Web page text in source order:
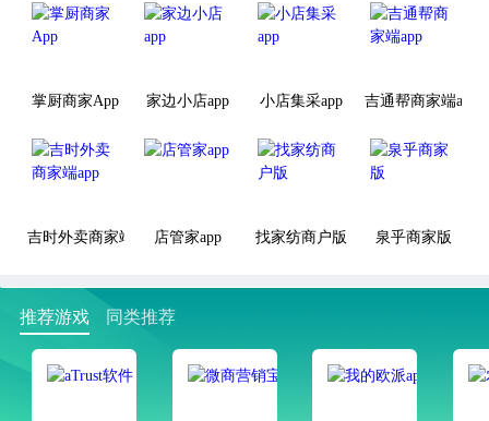
掌厨商家App 家边小店app 小店集采app 吉通帮商家端app
吉时外卖商家端app 店管家app 找家纺商户版 泉乎商家版
推荐游戏 同类推荐